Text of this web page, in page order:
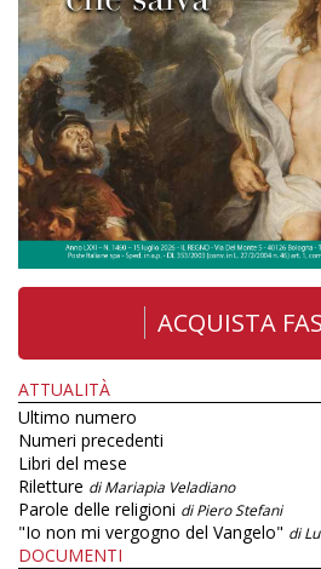
ACQUISTA
ATTUALITÀ
Ultimo numero
Numeri precedenti
Libri del mese
Riletture di Mariapia Veladiano
Parole delle religioni di Piero Stefani
"Io non mi vergogno del Vangelo" di
DOCUMENTI